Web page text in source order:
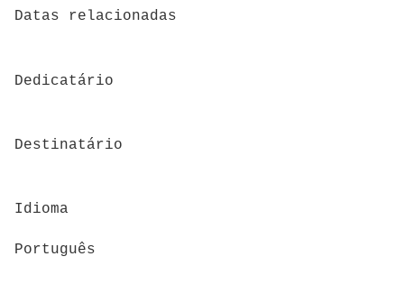
Datas relacionadas
Dedicatário
Destinatário
Idioma
Português